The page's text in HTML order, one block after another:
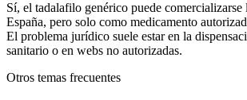
Sí, el tadalafilo genérico puede comercializarse
España, pero solo como medicamento
El problema jurídico suele estar en la
sanitario o en webs no autorizadas.
Otros temas frecuentes